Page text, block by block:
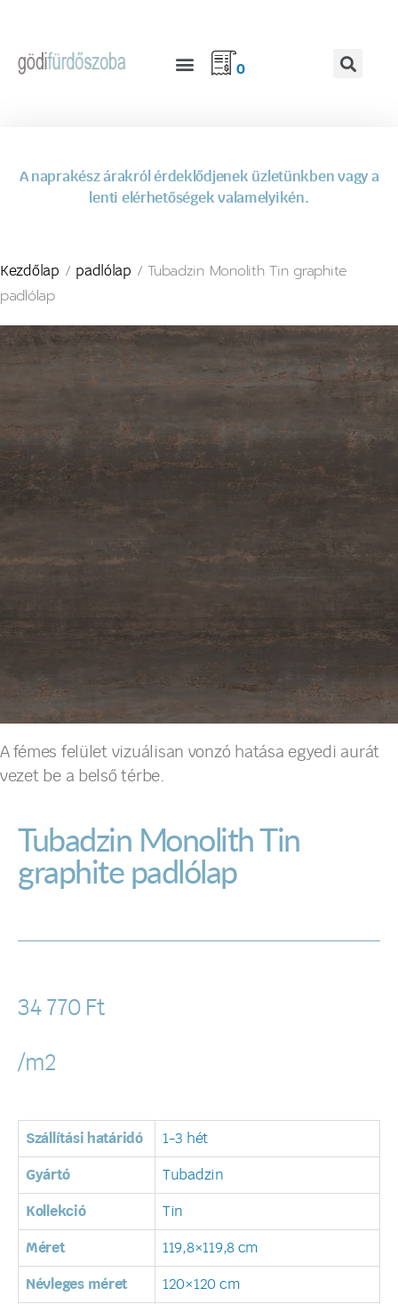
0
A naprakész árakról érdeklődjenek üzletünkben vagy a
lenti elérhetőségek valamelyikén.
Kezdőlap / padlólap / Tubadzin Monolith Tin graphite
padlólap
A fémes felület vizuálisan vonzó hatása egyedi aurát
vezet be a belső térbe.
Tubadzin Monolith Tin
graphite padlólap
34 770 Ft
/m2
Szállítási határidó 1-3 hét
Gyártó Tubadzin
Kollekció Tin
Méret 119,8×119,8 cm
Névleges méret 120×120 cm